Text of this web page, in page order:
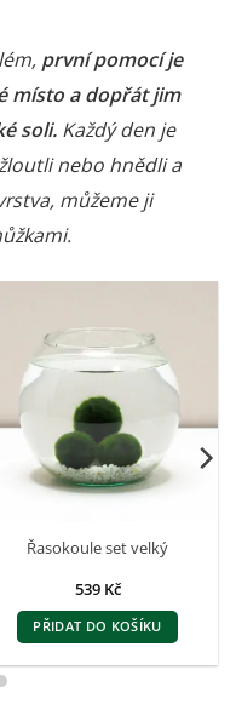
první pomocí je
místo a dopřát jim
soli.Každý den je
nebo hnědli a
můžeme ji
Řasokoule set velký
539 Kč
PŘIDAT DO KOŠÍKU